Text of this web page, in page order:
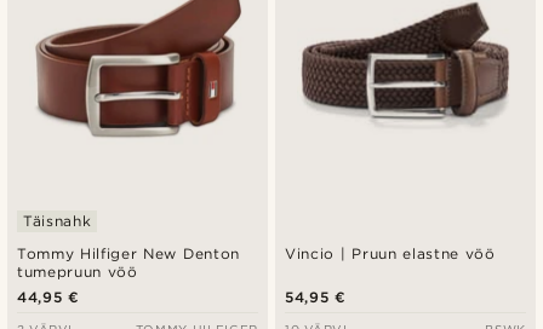
Tommy Hilfiger New Denton
tumepruun vöö
Täisnahk
44,95 €
Vincio | Pruun elastne vöö
54,95 €